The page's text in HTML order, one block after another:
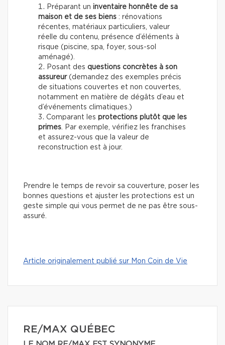
Préparant un inventaire honnête de sa
maison et de ses biens : rénovations
récentes, matériaux particuliers, valeur
réelle du contenu, présence d’éléments à
risque (piscine, spa, foyer, sous-sol
aménagé).
Posant des questions concrètes à son
assureur(demandez des exemples précis
de situations couvertes et non couvertes,
notamment en matière de dégâts d’eau et
d’événements climatiques.)
Comparant
les protections plutôt que les
primes. Par exemple, vérifiez les franchises
et assurez-vous que la valeur de
reconstruction est à jour.
Prendre le temps de revoir sa couverture, poser les
bonnes questions et ajuster les protections est un
geste simple qui vous permet de ne pas être sous-
assuré.
Article originalement publié sur Mon Coin de Vie
RE/MAX QUÉBEC